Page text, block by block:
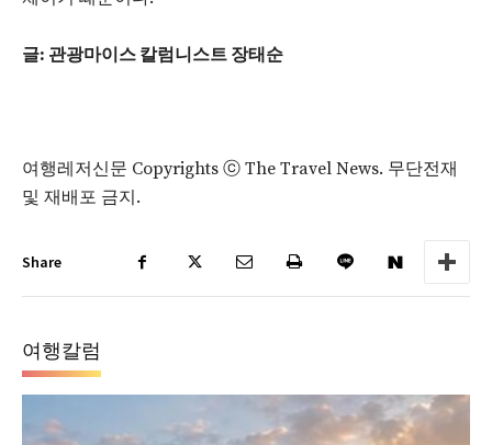
글: 관광마이스 칼럼니스트 장태순
여행레저신문 Copyrights ⓒ The Travel News. 무단전재
및 재배포 금지.
Share
여행칼럼